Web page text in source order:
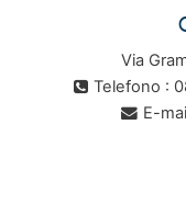
Via
Telefono :
E-